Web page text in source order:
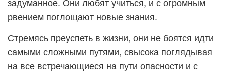
рвением поглощают новые знания.
Стремясь преуспеть в жизни, они не боятся идти
самыми сложными путями, свысока поглядывая
на все встречающиеся на пути опасности и с